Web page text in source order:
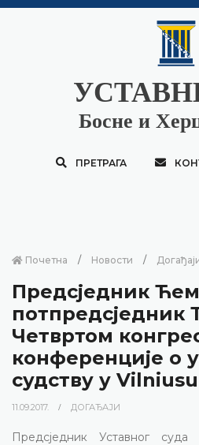
Босне и
ПРЕТРАГА
Почетна Новости
Предсједник
потпредсједник
Четвртом
конференције о
судству у Vilniusu
11.09.2017. ДОГАЂАЈИ
Предсједник Уставног